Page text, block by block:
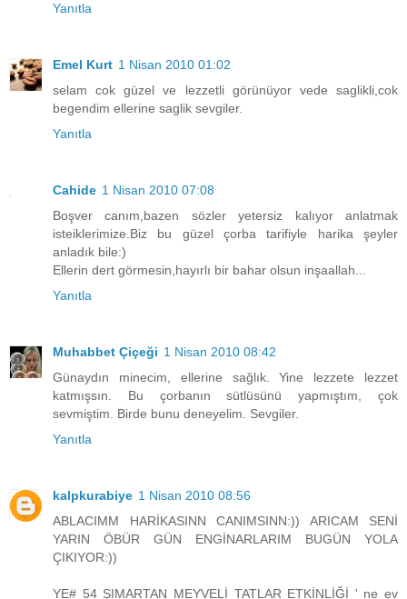
Yanıtla
Emel Kurt 1 Nisan 2010 01:02
selam cok güzel ve lezzetli görünüyor vede saglikli,cok
begendim ellerine saglik sevgiler.
Yanıtla
Cahide 1 Nisan 2010 07:08
Boşver canım,bazen sözler yetersiz kalıyor anlatmak
isteiklerimize.Biz bu güzel çorba tarifiyle harika şeyler
anladık bile:)
Ellerin dert görmesin,hayırlı bir bahar olsun inşaallah...
Yanıtla
Muhabbet Çiçeği 1 Nisan 2010 08:42
Günaydın minecim, ellerine sağlık. Yine lezzete lezzet
katmışsın. Bu çorbanın sütlüsünü yapmıştım, çok
sevmiştim. Birde bunu deneyelim. Sevgiler.
Yanıtla
kalpkurabiye 1 Nisan 2010 08:56
ABLACIMM HARİKASINN CANIMSINN:)) ARICAM SENİ
YARIN ÖBÜR GÜN ENGİNARLARIM BUGÜN YOLA
ÇIKIYOR:))
YE# 54 ŞIMARTAN MEYVELİ TATLAR ETKİNLİĞİ ' ne ev